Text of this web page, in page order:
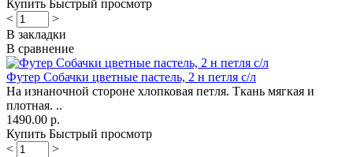
Купить Быстрый просмотр
<
>
В закладки
В сравнение
Футер Собачки цветные пастель, 2 н петля с/л
На изнаночной стороне хлопковая петля. Ткань мягкая и
плотная. ..
1490.00 р.
Купить Быстрый просмотр
<
>